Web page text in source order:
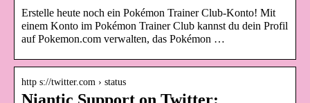
Erstelle heute noch ein Pokémon Trainer Club-Konto! Mit
einem Konto im Pokémon Trainer Club kannst du dein Profil
auf Pokemon.com verwalten, das Pokémon …
http s://twitter.com › status